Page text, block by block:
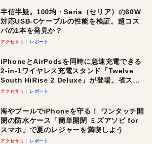
半信半疑。100均・Seria（セリア）の60W
対応USB-Cケーブルの性能を検証。超コス
パの1本を発見か？
アクセサリ レポート
iPhoneとAirPodsを同時に急速充電できる
2-in-1ワイヤレス充電スタンド「Twelve
South HiRise 2 Deluxe」が登場。省スペ
ースでおしゃれに充電したい人にオスス
アクセサリ レポート
海やプールでiPhoneを守る！ ワンタッチ開
閉の防水ケース「簡単開閉 ミズアソビ for
スマホ」で夏のレジャーを満喫しよう
アクセサリ レポート